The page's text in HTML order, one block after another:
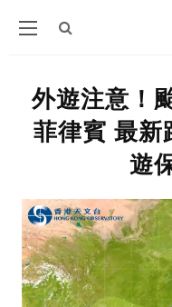
外遊注意！
菲律賓 最新
遊